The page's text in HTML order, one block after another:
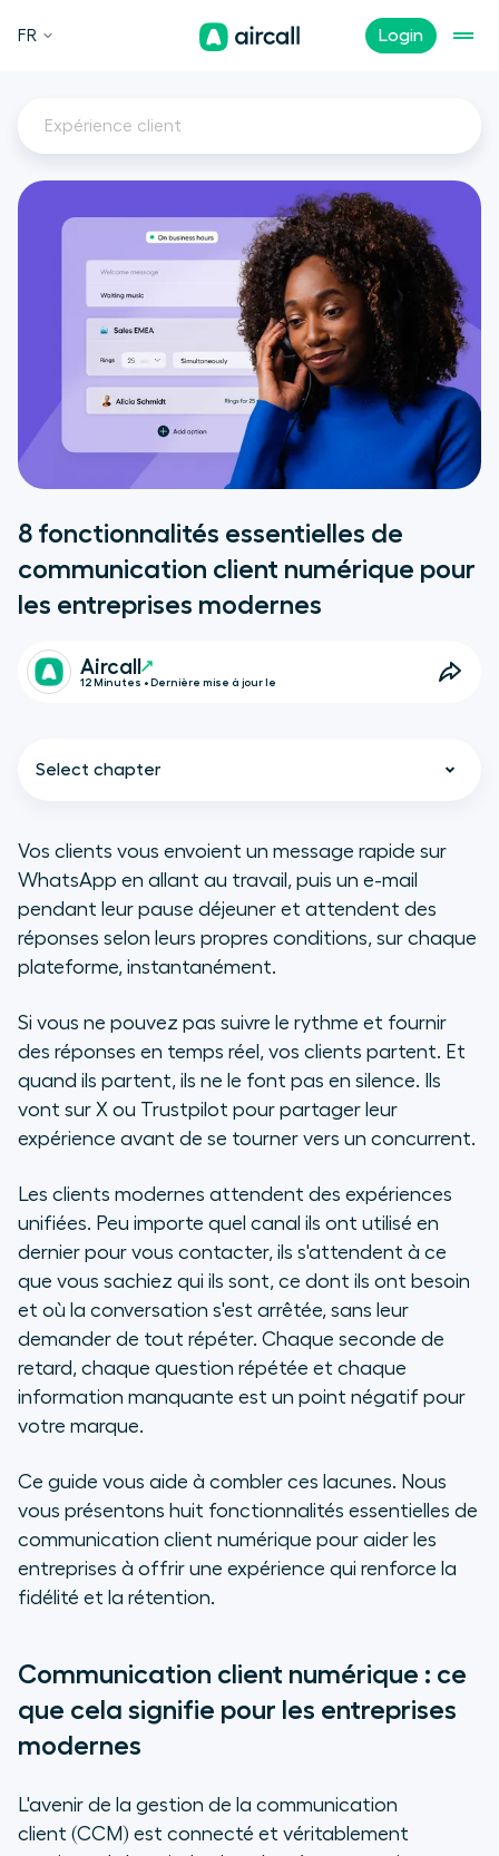
Login
FR
Expérience client
8 fonctionnalités essentielles de
communication client numérique pour
les entreprises modernes
Aircall
12 Minutes • Dernière mise à jour le
Select chapter
Communication client
numérique : ce que cela signifie
pour les entreprises modernes
Quelques exemples de canaux de
communication client numérique
De plateformes cloisonnées à des
systèmes intégrés : comment la
gestion de la communication client
Pourquoi une stratégie de
communication client numérique
solide est essentielle pour les
entreprises en développement
8 fonctionnalités et
caractéristiques dont votre pile
la voix à votre stratégie de CCM
numérique avec Aircall
Questions fréquentes sur la
Vos clients vous envoient un message rapide sur
WhatsApp en allant au travail, puis un e-mail
pendant leur pause déjeuner et attendent des
réponses selon leurs propres conditions, sur chaque
plateforme, instantanément.
Si vous ne pouvez pas suivre le rythme et fournir
des réponses en temps réel, vos clients partent. Et
quand ils partent, ils ne le font pas en silence. Ils
vont sur X ou Trustpilot pour partager leur
expérience avant de se tourner vers un concurrent.
Les clients modernes attendent des expériences
unifiées. Peu importe quel canal ils ont utilisé en
dernier pour vous contacter, ils s'attendent à ce
que vous sachiez qui ils sont, ce dont ils ont besoin
et où la conversation s'est arrêtée, sans leur
demander de tout répéter. Chaque seconde de
retard, chaque question répétée et chaque
information manquante est un point négatif pour
votre marque.
Ce guide vous aide à combler ces lacunes. Nous
vous présentons huit fonctionnalités essentielles de
communication client numérique pour aider les
entreprises à offrir une expérience qui renforce la
fidélité et la rétention.
Communication client numérique : ce
que cela signifie pour les entreprises
modernes
L'avenir de la gestion de la communication
client (CCM) est connecté et véritablement